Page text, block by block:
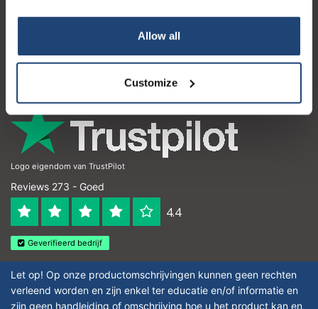
Allow all
Customize
Contactgegevens
Logo eigendom van TrustPilot
Reviews 273 - Goed
4.4
Geverifieerd bedrijf
Let op! Op onze productomschrijvingen kunnen geen rechten
verleend worden en zijn enkel ter educatie en/of informatie en
zijn geen handleiding of omschrijving hoe u het product kan en